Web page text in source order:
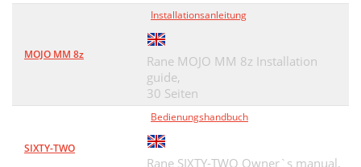
MOJO MM 8z
Installationsanleitung
Rane MOJO MM 8z Installation
guide,
30 Seiten
SIXTY-TWO
Bedienungshandbuch
Rane SIXTY-TWO Owner`s manual,